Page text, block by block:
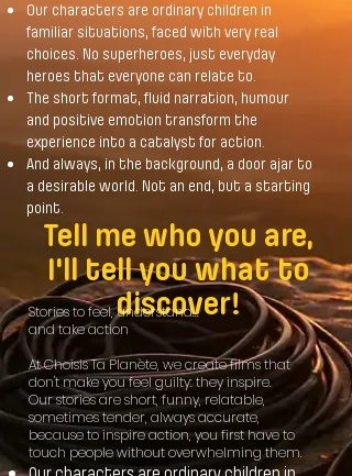
Our characters are ordinary children in
familiar situations, faced with very real
choices. No superheroes, just everyday
heroes that everyone can relate to.
The short format, fluid narration, humour
and positive emotion transform the
experience into a catalyst for action.
And always, in the background, a door ajar to
a desirable world. Not an end, but a starting
point.
Tell me who you are,
I'll tell you what to
discover!
Stories to feel, understand...
and take action
At Choisis Ta Planète, we create films that
don't make you feel guilty: they inspire.
Our stories are short, funny, relatable,
sometimes tender, always accurate,
because to inspire action, you first have to
touch people without overwhelming them.